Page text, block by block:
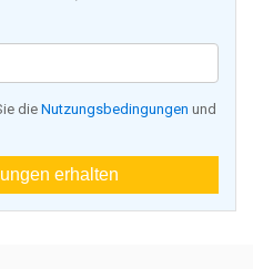
die Nutzungsbedingungen und
erhalten